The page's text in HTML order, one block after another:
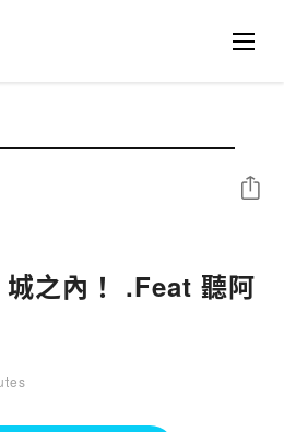
之內！ .Feat 聽阿
Share